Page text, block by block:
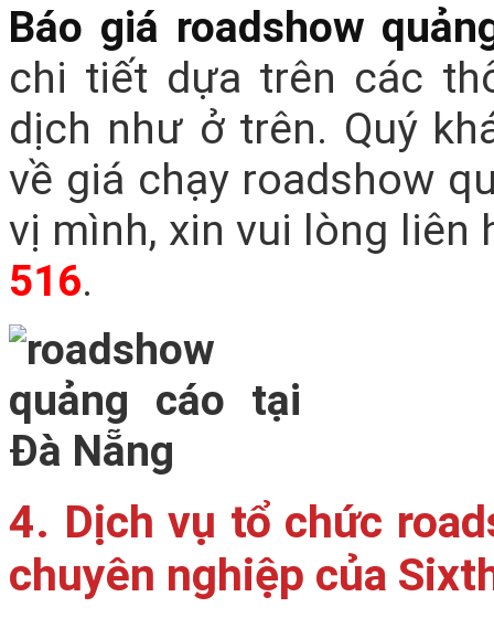
Báo giá roadshow
chi tiết dựa trên các
dịch như ở trên. Quý
về giá chạy roadshow
vị mình, xin vui lòng liên
516.
4. Dịch vụ tổ chức
chuyên nghiệp của